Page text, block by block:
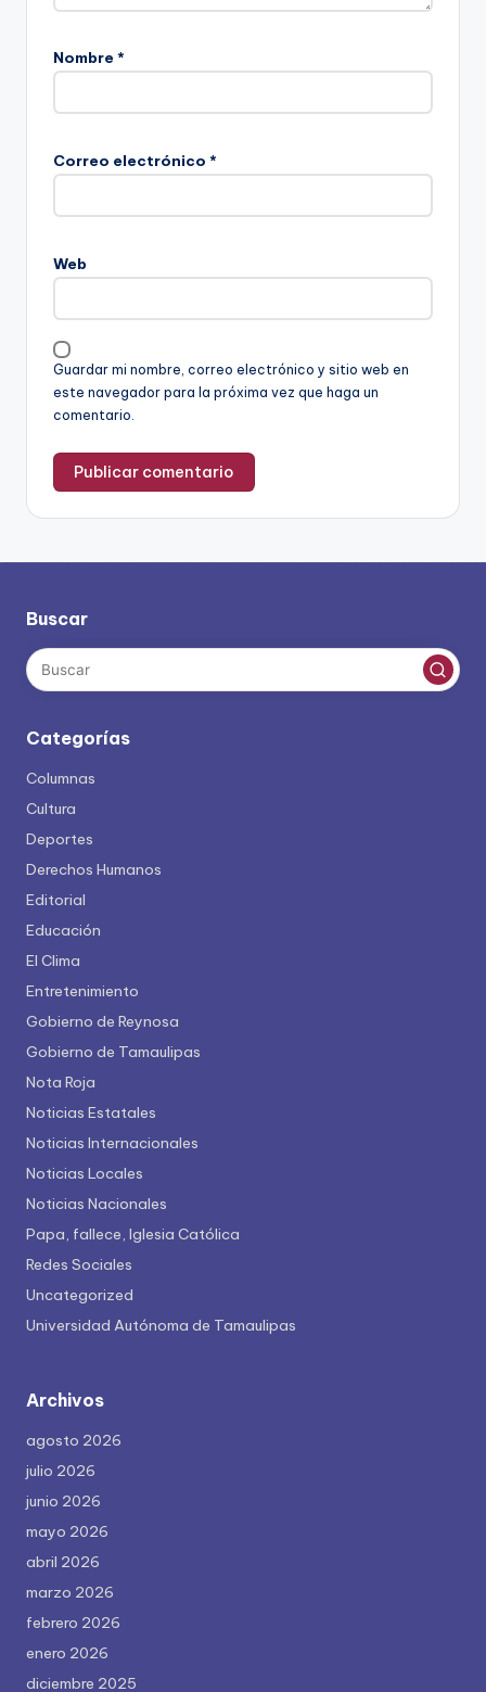
Nombre *
Correo electrónico *
Web
Guardar mi nombre, correo electrónico y sitio web en
este navegador para la próxima vez que haga un
comentario.
Buscar
Categorías
Columnas
Cultura
Deportes
Derechos Humanos
Editorial
Educación
El Clima
Entretenimiento
Gobierno de Reynosa
Gobierno de Tamaulipas
Nota Roja
Noticias Estatales
Noticias Internacionales
Noticias Locales
Noticias Nacionales
Papa, fallece, Iglesia Católica
Redes Sociales
Uncategorized
Universidad Autónoma de Tamaulipas
Archivos
agosto 2026
julio 2026
junio 2026
mayo 2026
abril 2026
marzo 2026
febrero 2026
enero 2026
diciembre 2025